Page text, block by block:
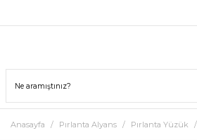
Anasayfa Pırlanta Alyans Pırlanta Yüzük